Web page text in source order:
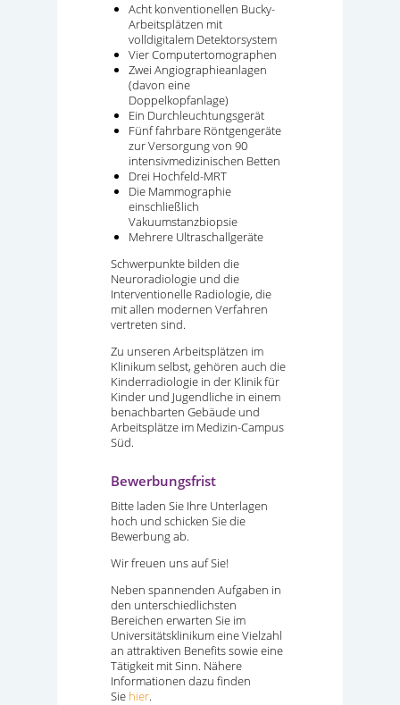
Acht konventionellen Bucky-
Arbeitsplätzen mit
volldigitalem Detektorsystem
Vier Computertomographen
Zwei Angiographieanlagen
(davon eine
Doppelkopfanlage)
Ein Durchleuchtungsgerät
Fünf fahrbare Röntgengeräte
zur Versorgung von 90
intensivmedizinischen Betten
Drei Hochfeld-MRT
Die Mammographie
einschließlich
Vakuumstanzbiopsie
Mehrere Ultraschallgeräte
Schwerpunkte bilden die
Neuroradiologie und die
Interventionelle Radiologie, die
mit allen modernen Verfahren
vertreten sind.
Zu unseren Arbeitsplätzen im
Klinikum selbst, gehören auch die
Kinderradiologie in der Klinik für
Kinder und Jugendliche in einem
benachbarten Gebäude und
Arbeitsplätze im Medizin-Campus
Süd.
Bewerbungsfrist
Bitte laden Sie Ihre Unterlagen
hoch und schicken Sie die
Bewerbung ab.
Wir freuen uns auf Sie!
Neben spannenden Aufgaben in
den unterschiedlichsten
Bereichen erwarten Sie im
Universitätsklinikum eine Vielzahl
an attraktiven Benefits sowie eine
Tätigkeit mit Sinn. Nähere
Informationen dazu finden
Sie hier.